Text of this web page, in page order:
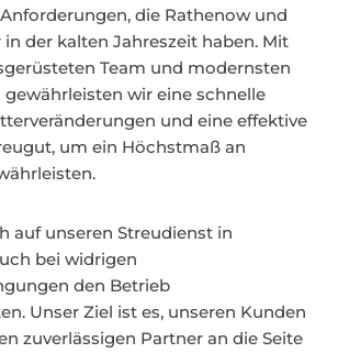
die Rathenow und
der kalten Jahreszeit haben. Mit
Team und modernsten
wir eine schnelle
und eine effektive
um ein Höchstmaß an
auf unseren Streudienst in
bei widrigen
den Betrieb
Unser Ziel ist es, unseren Kunden
zuverlässigen Partner an die Seite